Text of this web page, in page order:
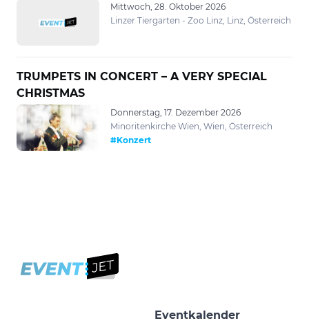
Mittwoch, 28. Oktober 2026
Linzer Tiergarten - Zoo Linz, Linz, Österreich
TRUMPETS IN CONCERT – A VERY SPECIAL
CHRISTMAS
Donnerstag, 17. Dezember 2026
Minoritenkirche Wien, Wien, Österreich
#Konzert
Eventkalender